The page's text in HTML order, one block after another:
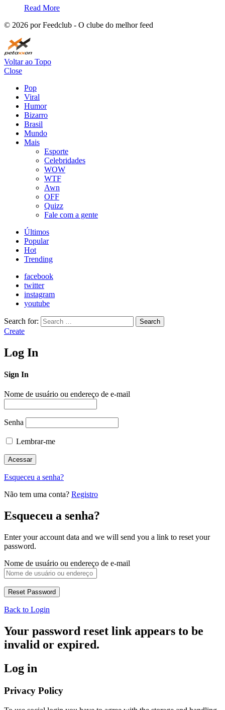
Read More
© 2026 por Feedclub - O clube do melhor feed
Voltar ao Topo
Close
Pop
Viral
Humor
Bizarro
Brasil
Mundo
Mais
Esporte
Celebridades
WOW
WTF
Awn
OFF
Quizz
Fale com a gente
Últimos
Popular
Hot
Trending
facebook
twitter
instagram
youtube
Search for: Search
Create
Log In
Sign In
Nome de usuário ou endereço de e-mail
Senha
Lembrar-me
Esqueceu a senha?
Não tem uma conta? Registro
Esqueceu a senha?
Enter your account data and we will send you a link to reset your
password.
Nome de usuário ou endereço de e-mail
Back to Login
Your password reset link appears to be
invalid or expired.
Log in
Privacy Policy